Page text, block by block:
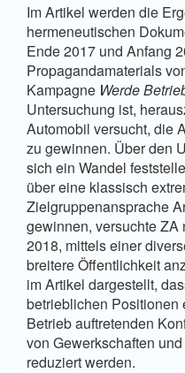
Im Artikel werden die
hermeneutischen
Ende 2017 und Anfang
Propagandamaterials
Kampagne Werde
Untersuchung ist,
Automobil versucht, die
zu gewinnen. Über den
sich ein Wandel
über eine klassisch
Zielgruppenansprache
gewinnen, versuchte
2018, mittels einer
breitere Öffentlichkeit
im Artikel dargestellt,
betrieblichen
Betrieb auftretenden
von Gewerkschaften
reduziert werden.